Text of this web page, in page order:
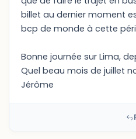
billet au dernier moment
bcp de monde à cette
Bonne journée sur Lima,
Quel beau mois de juillet
Jérôme